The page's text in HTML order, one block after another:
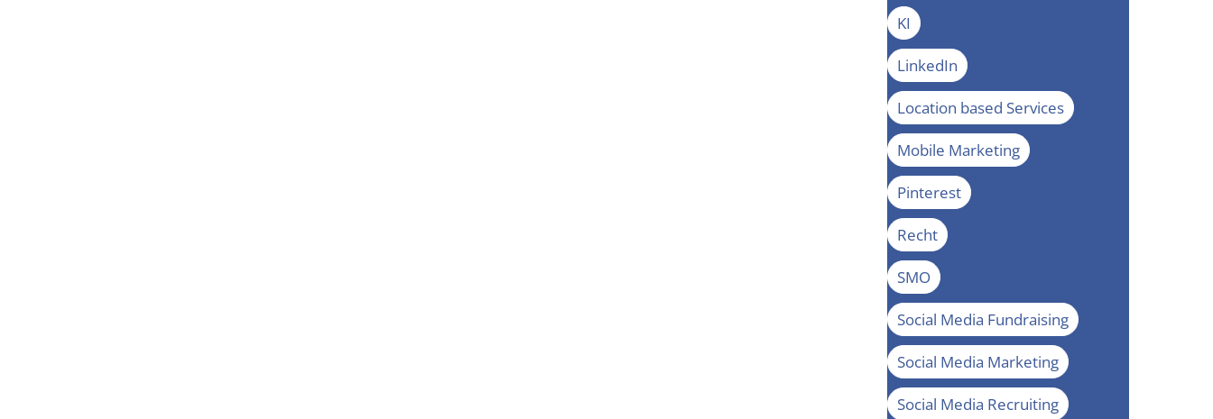
KI
LinkedIn
Location based Services
Mobile Marketing
Pinterest
Recht
SMO
Social Media Fundraising
Social Media Marketing
Social Media Recruiting